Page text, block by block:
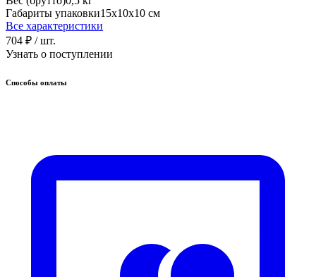
Габариты упаковки15х10х10 см
Все характеристики
704 ₽ / шт.
Узнать о поступлении
Способы оплаты